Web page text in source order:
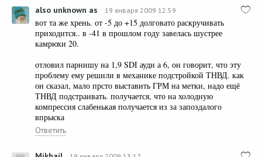
also unknown as 19 января 2009 12:59
вот та же хрень. от -5 до +15 долговато раскручивать
приходится.. в -41 в прошлом году завелась шустрее
камрюхи 20.
отловил парнишу на 1,9 SDI ауди а 6, он говорит, что эту
проблему ему решили в механике подстройкой ТНВД. как
он сказал, мало прсто выставить ГРМ на метки, надо ещё
ТНВД подстраивать. получается, что на холодную
компрессия слабенькая получается из за запоздалого
впрыска
Ответить